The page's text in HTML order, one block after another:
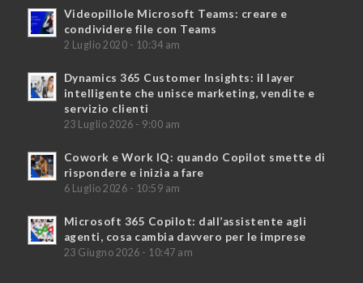
Videopillole Microsoft Teams: creare e
condividere file con Teams
2 Luglio 2020 - 10:34 am
Dynamics 365 Customer Insights: il layer
intelligente che unisce marketing, vendite e
servizio clienti
23 Luglio 2026 - 9:00 am
Cowork e Work IQ: quando Copilot smette di
rispondere e inizia a fare
6 Luglio 2026 - 10:59 am
Microsoft 365 Copilot: dall’assistente agli
agenti, cosa cambia davvero per le imprese
23 Giugno 2026 - 10:47 am